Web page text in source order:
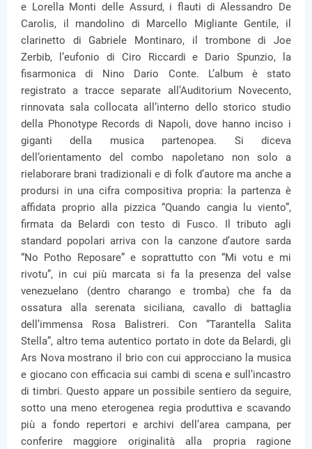
e Lorella Monti delle Assurd, i flauti di Alessandro De
Carolis, il mandolino di Marcello Migliante Gentile, il
clarinetto di Gabriele Montinaro, il trombone di Joe
Zerbib, l’eufonio di Ciro Riccardi e Dario Spunzio, la
fisarmonica di Nino Dario Conte. L’album è stato
registrato a tracce separate all’Auditorium Novecento,
rinnovata sala collocata all’interno dello storico studio
della Phonotype Records di Napoli, dove hanno inciso i
giganti della musica partenopea. Si diceva
dell’orientamento del combo napoletano non solo a
rielaborare brani tradizionali e di folk d’autore ma anche a
prodursi in una cifra compositiva propria: la partenza è
affidata proprio alla pizzica “Quando cangia lu viento”,
firmata da Belardi con testo di Fusco. Il tributo agli
standard popolari arriva con la canzone d’autore sarda
“No Potho Reposare” e soprattutto con “Mi votu e mi
rivotu”, in cui più marcata si fa la presenza del valse
venezuelano (dentro charango e tromba) che fa da
ossatura alla serenata siciliana, cavallo di battaglia
dell’immensa Rosa Balistreri. Con “Tarantella Salita
Stella”, altro tema autentico portato in dote da Belardi, gli
Ars Nova mostrano il brio con cui approcciano la musica
e giocano con efficacia sui cambi di scena e sull’incastro
di timbri. Questo appare un possibile sentiero da seguire,
sotto una meno eterogenea regia produttiva e scavando
più a fondo repertori e archivi dell’area campana, per
conferire maggiore originalità alla propria ragione